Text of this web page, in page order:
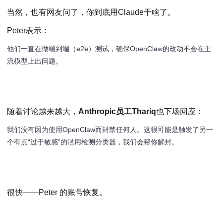
当然，也有网友问了，你到底用Claude干啥了。
Peter表示：
他们一直在做端到端（e2e）测试，确保OpenClaw的改动不会在主
流模型上出问题。
随着讨论越来越大， Anthropic员工Thariq也下场回应：
我们没有因为使用OpenClaw而封禁任何人。这很可能是触发了另一
个有点“过于敏感”的滥用检测分类器，我们会帮你解封。
很快——Peter 的账号恢复。